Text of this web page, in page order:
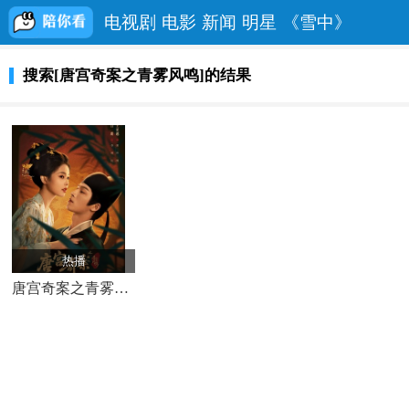
电视剧 电影 新闻 明星 《雪中》
搜索[唐宫奇案之青雾风鸣]的结果
热播
唐宫奇案之青雾风鸣